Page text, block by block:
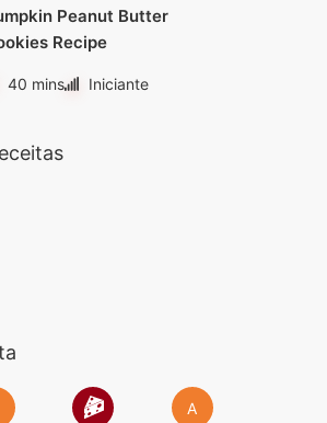
Peanut Butter
Recipe
40 mins Iniciante
A